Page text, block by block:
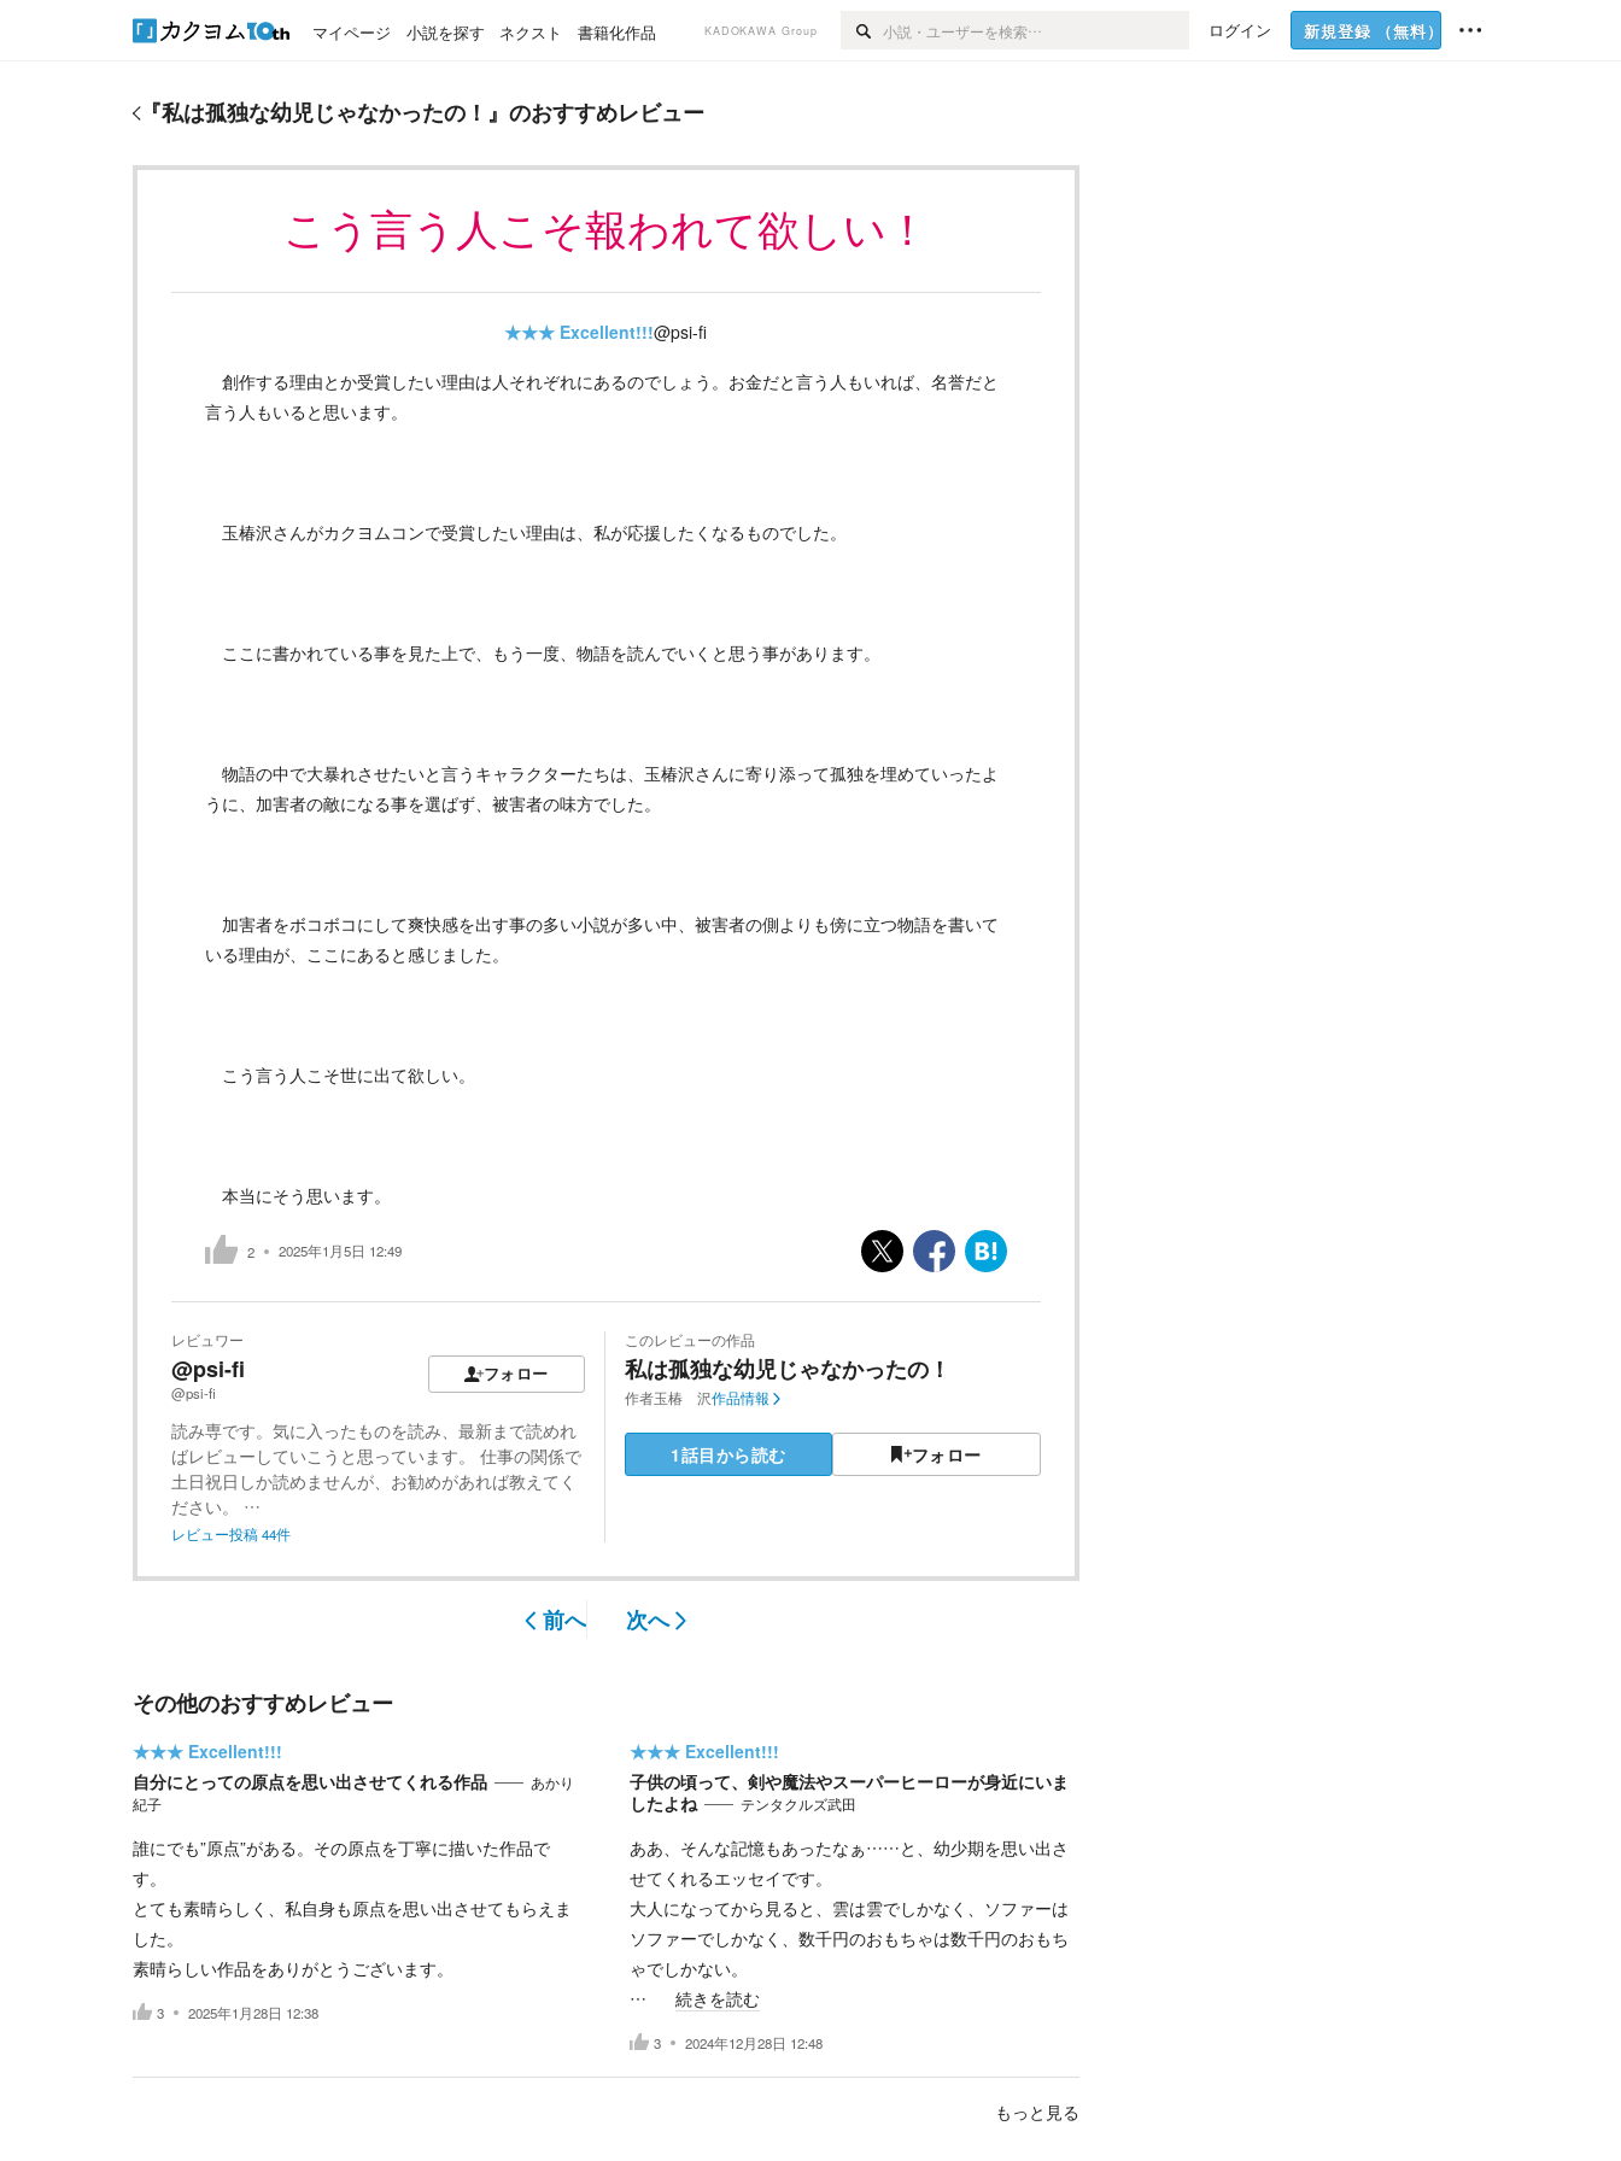
マイページ 小説を探す ネクスト 書籍化作品 KADOKAWA Group ログイン 新規登録 （無料）
『私は孤独な幼児じゃなかったの！ 』のおすすめレビュー
こう言う人こそ報われて欲しい！
★★★ Excellent!!!@psi-fi
創作する理由とか受賞したい理由は人それぞれにあるのでしょう。お金だと言う人もいれば、名誉だと
言う人もいると思います。
玉椿沢さんがカクヨムコンで受賞したい理由は、私が応援したくなるものでした。
ここに書かれている事を見た上で、もう一度、物語を読んでいくと思う事があります。
物語の中で大暴れさせたいと言うキャラクターたちは、玉椿沢さんに寄り添って孤独を埋めていったよ
うに、加害者の敵になる事を選ばず、被害者の味方でした。
加害者をボコボコにして爽快感を出す事の多い小説が多い中、被害者の側よりも傍に立つ物語を書いて
いる理由が、ここにあると感じました。
こう言う人こそ世に出て欲しい。
本当にそう思います。
2 2025年1月5日 12:49
レビュワー
@psi-fi
@psi-fi
フォロー
読み専です。気に入ったものを読み、最新まで読めれ
ばレビューしていこうと思っています。 仕事の関係で
土日祝日しか読めませんが、お勧めがあれば教えてく
ださい。 …
レビュー投稿44件
このレビューの作品
私は孤独な幼児じゃなかったの！
作者玉椿 沢作品情報
1話目から読む フォロー
前へ 次へ
その他のおすすめレビュー
★★★ Excellent!!!
自分にとっての原点を思い出させてくれる作品
あかり
紀子
誰にでも”原点”がある。その原点を丁寧に描いた作品で
す。
とても素晴らしく、私自身も原点を思い出させてもらえま
した。
素晴らしい作品をありがとうございます。
3 2025年1月28日 12:38
★★★ Excellent!!!
子供の頃って、剣や魔法やスーパーヒーローが身近にいま
したよね
テンタクルズ武田
ああ、そんな記憶もあったなぁ……と、幼少期を思い出さ
せてくれるエッセイです。
大人になってから見ると、雲は雲でしかなく、ソファーは
ソファーでしかなく、数千円のおもちゃは数千円のおもち
ゃでしかない。
…
続きを読む
3 2024年12月28日 12:48
もっと見る